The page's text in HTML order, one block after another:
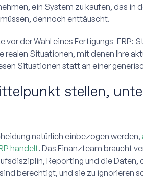
ein System zu kaufen, das in
dennoch enttäuscht.
der Wahl eines Fertigungs-ERP:
Situationen, mit denen Ihre
Situationen statt an einer
stellen,
natürlich einbezogen werden,
handelt. Das Finanzteam braucht
Reporting und die Daten,
berechtigt, und sie zu ignorieren